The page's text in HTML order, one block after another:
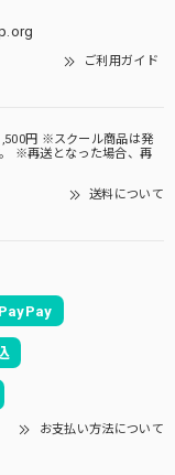
ご利用ガイド
円 ※スクール商品は発
※再送となった場合、再
送料について
PayPay
お支払い方法について